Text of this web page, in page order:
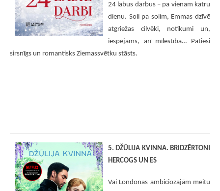
24 labus darbus – pa vienam katru
dienu. Soli pa solim, Emmas dzīvē
atgriežas cilvēki, notikumi un,
iespējams, arī mīlestība… Patiesi
sirsnīgs un romantisks Ziemassvētku stāsts.
5. DŽŪLIJA KVINNA. BRIDZĒRTONI
HERCOGS UN ES
Vai Londonas ambiciozajām meitu